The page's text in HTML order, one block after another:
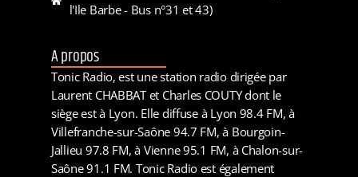
l'Ile Barbe - Bus n°31 et 43)
A propos
Tonic Radio, est une station radio dirigée par
Laurent CHABBAT et Charles COUTY dont le
siège est à Lyon. Elle diffuse à Lyon 98.4 FM, à
Villefranche-sur-Saône 94.7 FM, à Bourgoin-
Jallieu 97.8 FM, à Vienne 95.1 FM, à Chalon-sur-
Saône 91.1 FM. Tonic Radio est également